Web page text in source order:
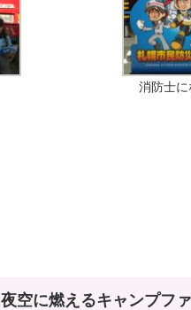
消防士に
夜空に燃えるキャンプフ